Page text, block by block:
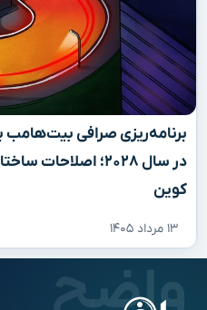
در سال ۲۰۲۸؛
کوین
۱۳ مرداد ۱۴۰۵